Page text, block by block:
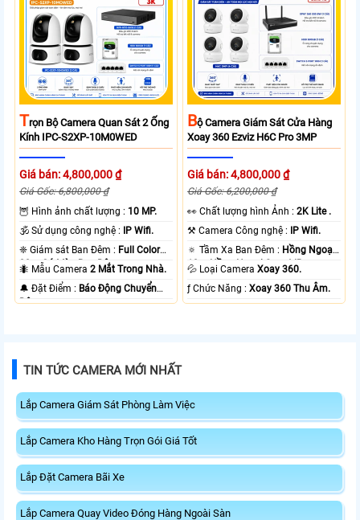
TRọn Bộ Camera Quan Sát 2 Ống
Kính IPC-S2XP-10M0WED
Giá bán: 4,800,000 ₫
Giá Gốc: 6,800,000 ₫
🦉 Hình ảnh chất lượng : 10 MP.
🕉️ Sử dụng công nghệ : IP Wifi.
❈ Giám sát Ban Đêm : Full Color
20m Có Màu Ban Ðêm.
🐜 Mẫu Camera2 Mắt Trong Nhà.
️🔔 Đặt Điểm : Báo Động Chuyển
Động.
BỘ Camera Giám Sát Cửa Hàng
Xoay 360 Ezviz H6C Pro 3MP
Giá bán: 4,800,000 ₫
Giá Gốc: 6,200,000 ₫
️👀 Chất lượng hình Ảnh :2K Lite .
⚒ Camera Công nghệ : IP Wifi.
🔅 Tầm Xa Ban Đêm : Hồng Ngoại
10m Hồng Ngoại Smart IR.
💦 Loại CameraXoay 360.
️ƒ Chức Năng :Xoay 360 Thu Âm.
TIN TỨC CAMERA MỚI NHẤT
Lắp Camera Giám Sát Phòng Làm Việc
Lắp Camera Kho Hàng Trọn Gói Giá Tốt
Lắp Đặt Camera Bãi Xe
Lắp Camera Quay Video Đóng Hàng Ngoài Sàn